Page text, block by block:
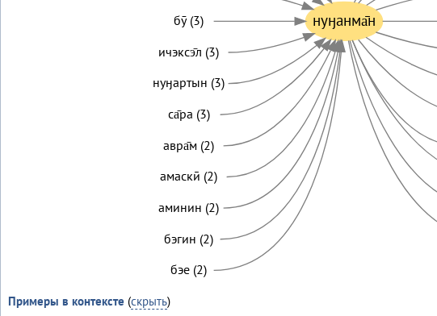
нуӈанма̄н
бӯ (3)
ичэксэ̄л (3)
нуӈартын (3)
са̄ра (3)
авра̄м (2)
амаскӣ (2)
аминин (2)
бэгин (2)
бэе (2)
Примеры в контексте (скрыть)